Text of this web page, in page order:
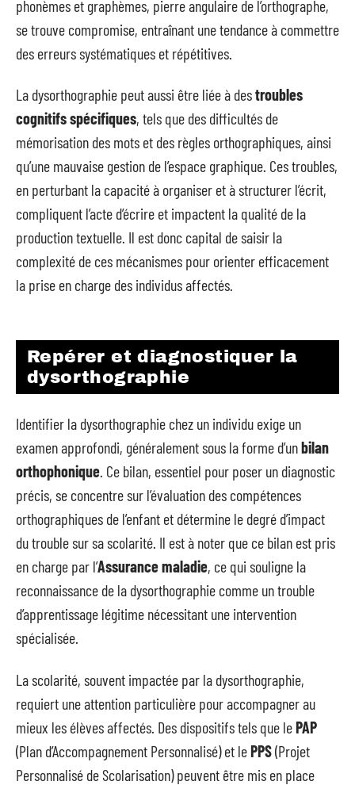
phonèmes et graphèmes, pierre angulaire de l’orthographe,
se trouve compromise, entraînant une tendance à commettre
des erreurs systématiques et répétitives.
La dysorthographie peut aussi être liée à destroubles
cognitifs spécifiques, tels que des difficultés de
mémorisation des mots et des règles orthographiques, ainsi
qu’une mauvaise gestion de l’espace graphique. Ces troubles,
en perturbant la capacité à organiser et à structurer l’écrit,
compliquent l’acte d’écrire et impactent la qualité de la
production textuelle. Il est donc capital de saisir la
complexité de ces mécanismes pour orienter efficacement
la prise en charge des individus affectés.
Repérer et diagnostiquer la
dysorthographie
Identifier la dysorthographie chez un individu exige un
examen approfondi, généralement sous la forme d’unbilan
orthophonique. Ce bilan, essentiel pour poser un diagnostic
précis, se concentre sur l’évaluation des compétences
orthographiques de l’enfant et détermine le degré d’impact
du trouble sur sa scolarité. Il est à noter que ce bilan est pris
en charge par l’Assurance maladie, ce qui souligne la
reconnaissance de la dysorthographie comme un trouble
d’apprentissage légitime nécessitant une intervention
spécialisée.
La scolarité, souvent impactée par la dysorthographie,
requiert une attention particulière pour accompagner au
mieux les élèves affectés. Des dispositifs tels que lePAP
(Plan d’Accompagnement Personnalisé) et lePPS(Projet
Personnalisé de Scolarisation) peuvent être mis en place